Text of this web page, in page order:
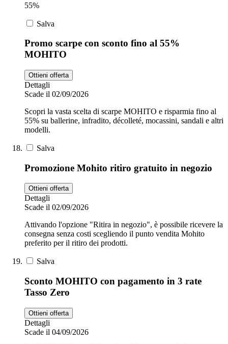
55%
Salva
Promo scarpe con sconto fino al 55%
MOHITO
Ottieni offerta
Dettagli
Scade il 02/09/2026
Scopri la vasta scelta di scarpe MOHITO e risparmia fino al
55% su ballerine, infradito, décolleté, mocassini, sandali e altri
modelli.
Salva
Promozione Mohito ritiro gratuito in negozio
Ottieni offerta
Dettagli
Scade il 02/09/2026
Attivando l'opzione "Ritira in negozio", è possibile ricevere la
consegna senza costi scegliendo il punto vendita Mohito
preferito per il ritiro dei prodotti.
Salva
Sconto MOHITO con pagamento in 3 rate
Tasso Zero
Ottieni offerta
Dettagli
Scade il 04/09/2026